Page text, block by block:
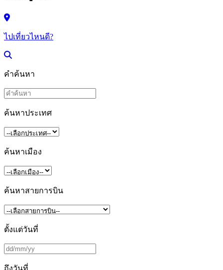
ไปเที่ยวไหนดี?
คำค้นหา
ค้นหาประเทศ
ค้นหาเมือง
ค้นหาสายการบิน
ตั้งแต่วันที่
ถึงวันที่